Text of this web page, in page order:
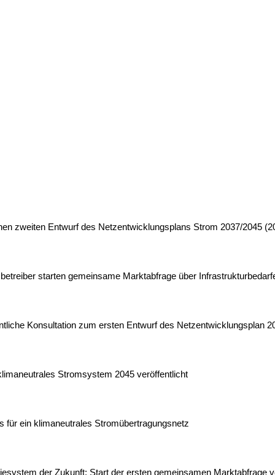
zweiten Entwurf des Netzentwicklungsplans Strom 2037/2045
starten gemeinsame Marktabfrage über
Konsultation zum ersten Entwurf des Netzentwicklungsplan
Stromsystem 2045 veröffentlicht
ein klimaneutrales Stromübertragungsnetz
der Zukunft: Start der ersten gemeinsamen Marktabfrage